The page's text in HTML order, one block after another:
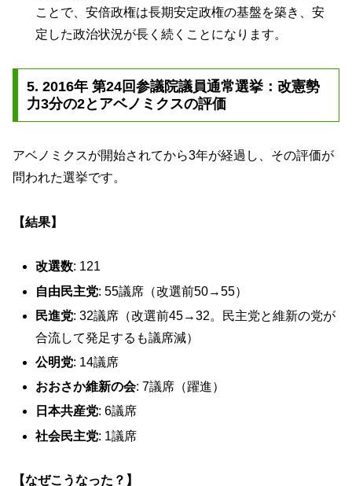
ことで、安倍政権は長期安定政権の基盤を築き、安
定した政治状況が長く続くことになります。
5. 2016年 第24回参議院議員通常選挙：改憲勢
力3分の2とアベノミクスの評価
アベノミクスが開始されてから3年が経過し、その評価が
問われた選挙です。
【結果】
改選数: 121
自由民主党: 55議席（改選前50→55）
民進党: 32議席（改選前45→32。民主党と維新の党が
合流して発足するも議席減）
公明党: 14議席
おおさか維新の会: 7議席（躍進）
日本共産党: 6議席
社会民主党: 1議席
【なぜこうなった？】